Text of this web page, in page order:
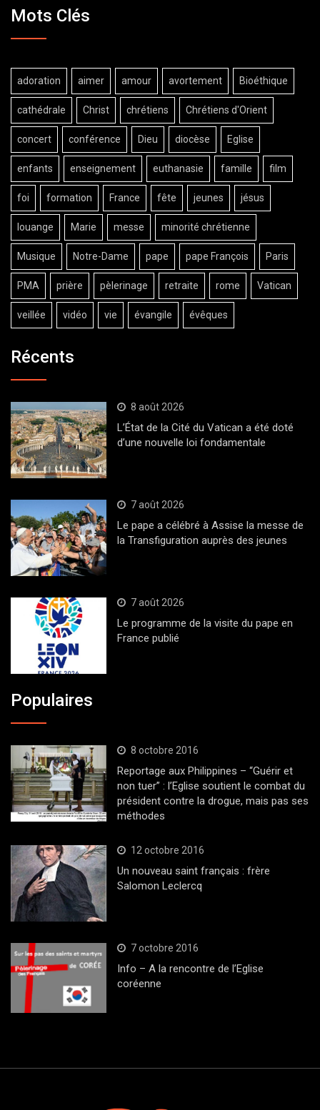
Mots Clés
adoration aimer amour avortement Bioéthique
cathédrale Christ chrétiens Chrétiens d'Orient
concert conférence Dieu diocèse Eglise
enfants enseignement euthanasie famille film
foi formation France fête jeunes jésus
louange Marie messe minorité chrétienne
Musique Notre-Dame pape pape François Paris
PMA prière pèlerinage retraite rome Vatican
veillée vidéo vie évangile évêques
Récents
8 août 2026
L’État de la Cité du Vatican a été doté
d’une nouvelle loi fondamentale
7 août 2026
Le pape a célébré à Assise la messe de
la Transfiguration auprès des jeunes
7 août 2026
Le programme de la visite du pape en
France publié
Populaires
8 octobre 2016
Reportage aux Philippines – “Guérir et
non tuer” : l’Eglise soutient le combat du
président contre la drogue, mais pas ses
méthodes
12 octobre 2016
Un nouveau saint français : frère
Salomon Leclercq
7 octobre 2016
Info – A la rencontre de l’Eglise
coréenne